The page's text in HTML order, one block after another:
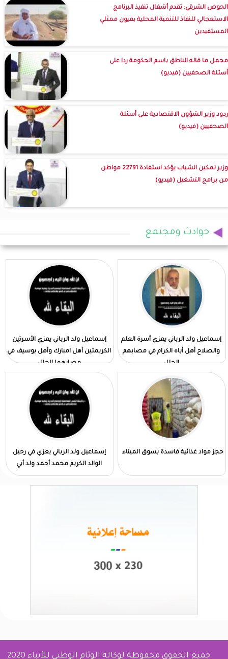
الحوض الشرقي: تقدم أشغال تنفيذ البرنامج
الاستعجالي للنفاذ للتنمية المحلية بعيون ممثلي
المستفيدين
مجمل ما قاله الناطق باسم الحكومة ردا على
أسئلة الصحفيين (فيديو)
ردود وزير الشؤون الاقتصادية على أسئلة
الصحفيين (فيديو)
وزير تمكين الشباب يؤكد استفادة 22791 مواطن
من برامج التشغيل (فيديو)
حوادث ومجتمع
إسماعيل ولد الرباني يعزي أسرة العلم
والصلاح أهل أباه الكرام في مصابهم
الجلل
إسماعيل ولد الرباني يعزي الأسرتين
الكريمتين أهل امبارك وأهل بوسيف في
مصابهما الجلل
حجز مواد غذائية فاسدة بسوق الميناء
إسماعيل ولد الرباني يعزي في رحيل
الوالد الكريم محمد أحمد ولد أبي
جميع الحقوق محفوظة لوكالة الوئام الوطني للأنباء 2020